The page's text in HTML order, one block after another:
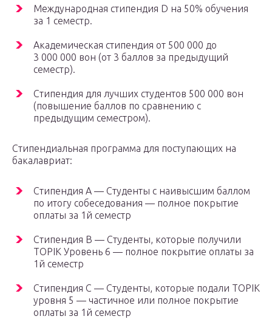
Международная стипендия D на 50% обучения
за 1 семестр.
Академическая стипендия от 500 000 до
3 000 000 вон (от 3 баллов за предыдущий
семестр).
Стипендия для лучших студентов 500 000 вон
(повышение баллов по сравнению с
предыдущим семестром).
Стипендиальная программа для поступающих на
бакалавриат:
Стипендия A — Студенты с наивысшим баллом
по итогу собеседования — полное покрытие
оплаты за 1й семестр
Стипендия B — Студенты, которые получили
TOPIK Уровень 6 — полное покрытие оплаты за
1й семестр
Стипендия C — Студенты, которые подали TOPIK
уровня 5 — частичное или полное покрытие
оплаты за 1й семестр